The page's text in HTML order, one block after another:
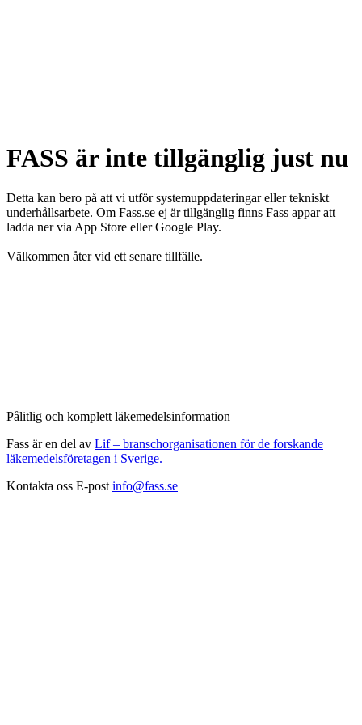
FASS är inte tillgänglig just nu
Detta kan bero på att vi utför systemuppdateringar eller tekniskt
underhållsarbete. Om Fass.se ej är tillgänglig finns Fass appar att
ladda ner via App Store eller Google Play.
Välkommen åter vid ett senare tillfälle.
Pålitlig och komplett läkemedelsinformation
Fass är en del av Lif – branschorganisationen för de forskande
läkemedelsföretagen i Sverige.
Kontakta oss E-post info@fass.se